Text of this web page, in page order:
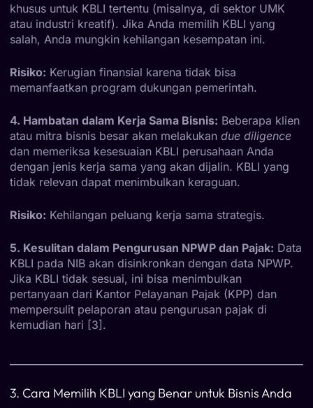
khusus untuk KBLI tertentu (misalnya, di sektor UMK
atau industri kreatif). Jika Anda memilih KBLI yang
salah, Anda mungkin kehilangan kesempatan ini.
Risiko: Kerugian finansial karena tidak bisa
memanfaatkan program dukungan pemerintah.
4. Hambatan dalam Kerja Sama Bisnis: Beberapa klien
atau mitra bisnis besar akan melakukan due diligence
dan memeriksa kesesuaian KBLI perusahaan Anda
dengan jenis kerja sama yang akan dijalin. KBLI yang
tidak relevan dapat menimbulkan keraguan.
Risiko: Kehilangan peluang kerja sama strategis.
5. Kesulitan dalam Pengurusan NPWP dan Pajak: Data
KBLI pada NIB akan disinkronkan dengan data NPWP.
Jika KBLI tidak sesuai, ini bisa menimbulkan
pertanyaan dari Kantor Pelayanan Pajak (KPP) dan
mempersulit pelaporan atau pengurusan pajak di
kemudian hari [3].
3. Cara Memilih KBLI yang Benar untuk Bisnis Anda